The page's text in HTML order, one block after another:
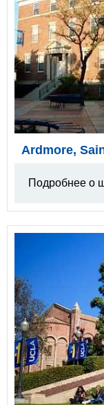
Ardmore,
Подробнее о